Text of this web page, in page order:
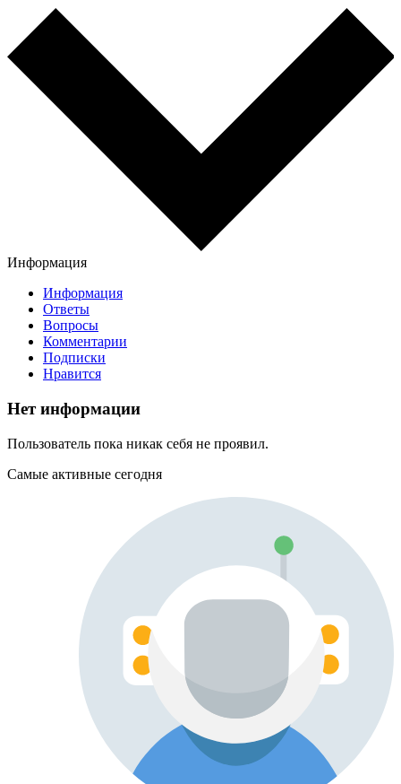
Информация
Информация
Ответы
Вопросы
Комментарии
Подписки
Нравится
Нет информации
Пользователь пока никак себя не проявил.
Самые активные сегодня